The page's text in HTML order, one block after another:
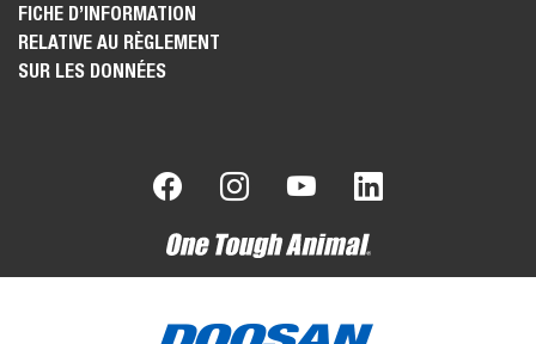
FICHE D’INFORMATION
RELATIVE AU RÈGLEMENT
SUR LES DONNÉES